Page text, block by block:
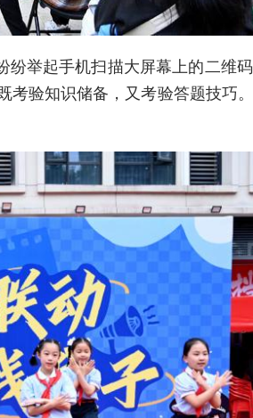
纷举起手机扫描大屏幕上的二维
验知识储备，又考验答题技巧